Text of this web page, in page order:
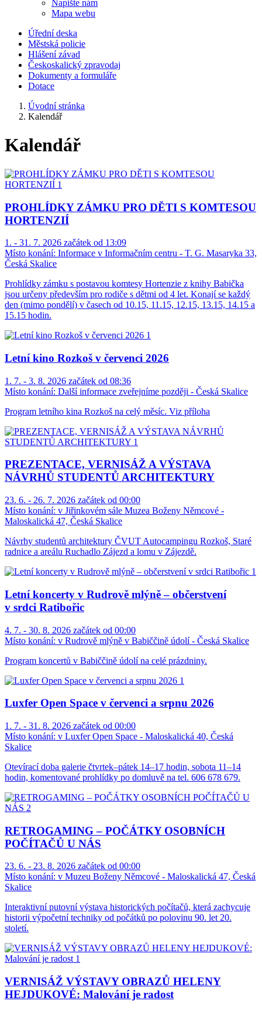
Napište nám
Mapa webu
Úřední deska
Městská policie
Hlášení závad
Českoskalický zpravodaj
Dokumenty a formuláře
Dotace
Úvodní stránka
Kalendář
Kalendář
PROHLÍDKY ZÁMKU PRO DĚTI S KOMTESOU
HORTENZIÍ
1. - 31. 7. 2026 začátek od 13:09
Místo konání: Informace v Informačním centru - T. G. Masaryka 33,
Česká Skalice
Prohlídky zámku s postavou komtesy Hortenzie z knihy Babička
jsou určeny především pro rodiče s dětmi od 4 let. Konají se každý
den (mimo pondělí) v časech od 10.15, 11.15, 12.15, 13.15, 14.15 a
15.15 hodin.
Letní kino Rozkoš v červenci 2026
1. 7. - 3. 8. 2026 začátek od 08:36
Místo konání: Další informace zveřejníme později - Česká Skalice
Program letního kina Rozkoš na celý měsíc. Viz příloha
PREZENTACE, VERNISÁŽ A VÝSTAVA
NÁVRHŮ STUDENTŮ ARCHITEKTURY
23. 6. - 26. 7. 2026 začátek od 00:00
Místo konání: v Jiřinkovém sále Muzea Boženy Němcové -
Maloskalická 47, Česká Skalice
Návrhy studentů architektury ČVUT Autocampingu Rozkoš, Staré
radnice a areálu Ruchadlo Zájezd a lomu v Zájezdě.
Letní koncerty v Rudrově mlýně – občerstvení
v srdci Ratibořic
4. 7. - 30. 8. 2026 začátek od 00:00
Místo konání: v Rudrově mlýně v Babiččině údolí - Česká Skalice
Program koncertů v Babiččině údolí na celé prázdniny.
Luxfer Open Space v červenci a srpnu 2026
1. 7. - 31. 8. 2026 začátek od 00:00
Místo konání: v Luxfer Open Space - Maloskalická 40, Česká
Skalice
Otevírací doba galerie čtvrtek–pátek 14–17 hodin, sobota 11–14
hodin, komentované prohlídky po domluvě na tel. 606 678 679.
RETROGAMING – POČÁTKY OSOBNÍCH
POČÍTAČŮ U NÁS
23. 6. - 23. 8. 2026 začátek od 00:00
Místo konání: v Muzeu Boženy Němcové - Maloskalická 47, Česká
Skalice
Interaktivní putovní výstava historických počítačů, která zachycuje
historii výpočetní techniky od počátků po polovinu 90. let 20.
století.
VERNISÁŽ VÝSTAVY OBRAZŮ HELENY
HEJDUKOVÉ: Malování je radost